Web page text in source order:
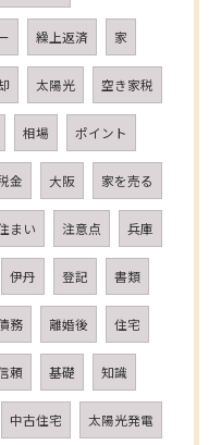
繰上返済 家
太陽光 空き家税
相場 ポイント
金 大阪 家を売る
まい 注意点 兵庫
伊丹 登記 書類
務 離婚後 住宅
頼 基礎 知識
中古住宅 太陽光発電